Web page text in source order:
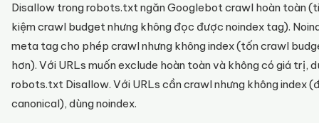
Disallow trong robots.txt ngăn Googlebot crawl hoàn toàn
kiệm crawl budget nhưng không đọc được noindex tag).
meta tag cho phép crawl nhưng không index (tốn crawl
hơn). Với URLs muốn exclude hoàn toàn và không có giá trị,
robots.txt Disallow. Với URLs cần crawl nhưng không index
canonical), dùng noindex.